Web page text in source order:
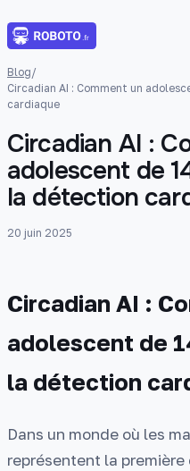
Blog/
Circadian AI : Comment un
cardiaque
Circadian AI :
adolescent de
la détection
20 juin 2025
Circadian AI :
adolescent de
la détection
Dans un monde où les
représentent la